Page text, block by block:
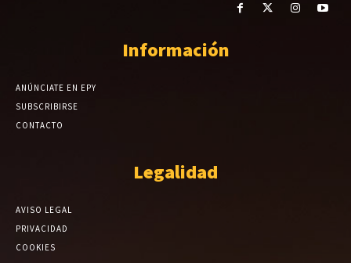
Información
ANÚNCIATE EN EPY
SUBSCRIBIRSE
CONTACTO
Legalidad
AVISO LEGAL
PRIVACIDAD
COOKIES